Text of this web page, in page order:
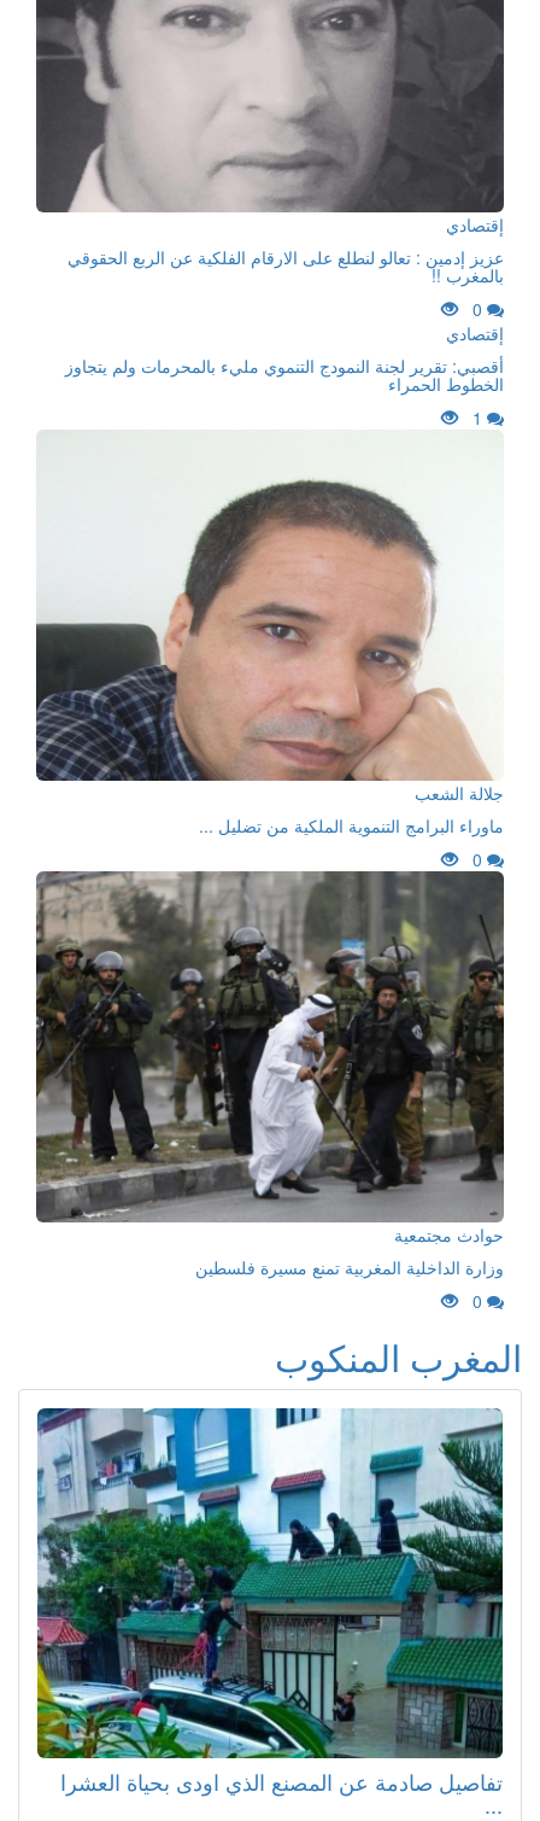
إقتصادي
عزيز إدمين : تعالو لنطلع على الارقام الفلكية عن الربع الحقوقي
بالمغرب !!
إقتصادي
أقصبي: تقرير لجنة النمودج التنموي مليء بالمحرمات ولم يتجاوز
الخطوط الحمراء
جلالة الشعب
ماوراء البرامج التنموية الملكية من تضليل ...
حوادث مجتمعية
وزارة الداخلية المغربية تمنع مسيرة فلسطين
المغرب المنكوب
تفاصيل صادمة عن المصنع الذي اودى بحياة العشرا
...